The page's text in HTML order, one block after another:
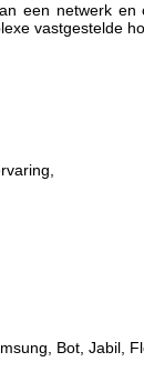
een netwerk en
vastgestelde
Bot, Jabil,